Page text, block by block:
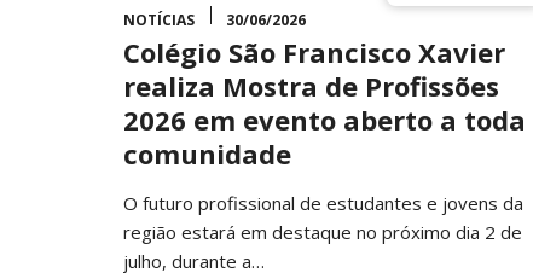
NOTÍCIAS 30/06/2026
Colégio São Francisco Xavier
realiza Mostra de Profissões
2026 em evento aberto a toda
comunidade
O futuro profissional de estudantes e jovens da
região estará em destaque no próximo dia 2 de
julho, durante a…